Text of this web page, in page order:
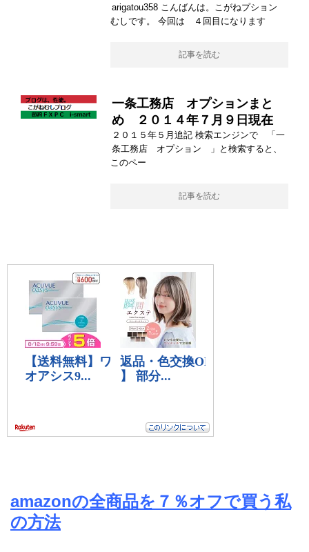
arigatou358 こんばんは。こがねプション
むしです。 今回は ４回目になります
記事を読む
一条工務店 オプションまと
め ２０１４年７月９日現在
２０１５年５月追記 検索エンジンで 「一
条工務店 オプション 」と検索すると、
このペー
記事を読む
amazonの全商品を７％オフで買う私
の方法